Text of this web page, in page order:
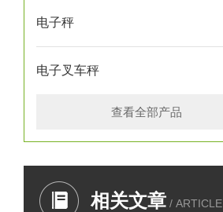
电子秤
电子叉车秤
查看全部产品
相关文章 / ARTICLE